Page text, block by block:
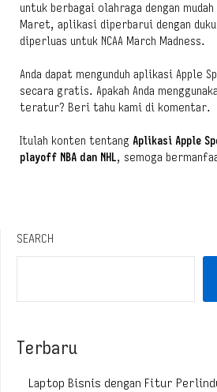
untuk berbagai olahraga dengan mudah
Maret, aplikasi diperbarui dengan
diperluas untuk NCAA March Madness.
Anda dapat mengunduh aplikasi Apple
secara gratis. Apakah Anda
teratur? Beri tahu kami di komentar.
Itulah konten tentang Aplikasi Apple
playoff NBA dan NHL, semoga
SEARCH
Terbaru
Laptop Bisnis dengan Fitur